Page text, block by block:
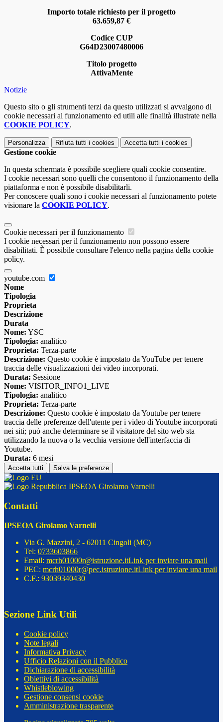
Importo totale richiesto per il progetto
63.659,87 €
Codice CUP
G64D23007480006
Titolo progetto
AttivaMente
Notizie
Questo sito o gli strumenti terzi da questo utilizzati si avvalgono di
cookie necessari al funzionamento ed utili alle finalità illustrate nella
COOKIE POLICY.
Personalizza Rifiuta tutti i cookies Accetta tutti i cookies
Gestione cookie
In questa schermata è possibile scegliere quali cookie consentire.
I cookie necessari sono quelli che consentono il funzionamento della
piattaforma e non è possibile disabilitarli.
Per conoscere quali sono i cookie necessari al funzionamento potete
visionare la COOKIE POLICY.
Cookie necessari per il funzionamento
I cookie necessari per il funzionamento non possono essere
disabilitati. È possibile consultare l'elenco nella pagina della cookie
policy.
youtube.com
Nome
Tipologia
Proprieta
Descrizione
Durata
Nome: YSC
Tipologia: analitico
Proprieta: Terza-parte
Descrizione: Questo cookie è impostato da YouTube per tenere
traccia delle visualizzazioni dei video incorporati.
Durata: Sessione
Nome: VISITOR_INFO1_LIVE
Tipologia: analitico
Proprieta: Terza-parte
Descrizione: Questo cookie è impostato da Youtube per tenere
traccia delle preferenze dell'utente per i video di Youtube incorporati
nei siti; può anche determinare se il visitatore del sito web sta
utilizzando la nuova o la vecchia versione dell'interfaccia di
Youtube.
Durata: 6 mesi
Accetta tutti Salva le preferenze
IPSEOA Girolamo Varnelli
Contatti
IPSEOA Girolamo Varnelli
Via G. Mazzini, 2 - 62011 Cingoli (MC)
Tel: 0733603866
Email: mcrh01000r@istruzione.itLink per inviare una mail
PEC: mcrh01000r@pec.istruzione.itLink per inviare una mail
C.F.: 93039340430
Sezione Link Utili
Cookie policy
Note legali
Informativa Privacy
Ufficio Relazioni con il Pubblico
Dichiarazione di accessibilità
Obiettivi di accessibilità
Whistleblowing
Gestione consensi cookie
Amministrazione trasparente